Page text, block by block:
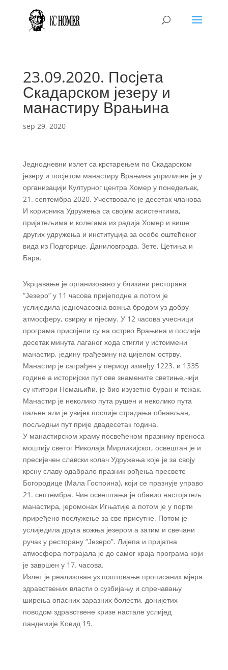
23.09.2020. Посјета
Скадарском језеру и
манастиру Врањина
sep 29, 2020
Једнодневни излет са крстарењем по Скадарском
језеру и посјетом манастиру Врањина уприличен је у
организацији Културног центра Хомер у понедељак,
21. септембра 2020. Учествовало је десетак чланова
И корисника Удружења са својим асистентима,
пријатељима и колегама из радија Хомер и више
других удружења и институција за особе оштећеног
вида из Подгорице, Даниловграда, Зете, Цетиња и
Бара.
Укрцавање је организовано у близини ресторана
“Језеро” у 11 часова пријеподне а потом је
услиједила једночасовна вожња бродом уз добру
атмосферу, свирку и пјесму. У 12 часова учесници
програма приспјели су на острво Врањина и послије
десетак минута лаганог хода стигли у истоимени
манастир, једину грађевину на цијелом острву.
Манастир је саграђен у период између 1223. и 1335
године а историјски пут ове знамените светиње,чији
су ктитори Немањићи, је био изузетно буран и тежак.
Манастир је неколико пута рушен и неколико пута
паљен али је увијек послије страдања обнављан,
посљедњи пут прије двадесетак година.
У манастирском храму посвећеном празнику преноса
моштију светог Николаја Мирликијског, освештан је и
пресијечен славски колач Удружења које је за своју
крсну славу одабрало празник рођења пресвете
Богородице (Мала Госпоина), који се празнује управо
21. септембра. Чин освештања је обавио настојатељ
манастира, јеромонах Игњатије а потом је у порти
приређено послужење за све присутне. Потом је
услиједила друга вожња језером а затим и свечани
ручак у ресторану “Језеро”. Лијепа и пријатна
атмосфера потрајала је до самог краја програма који
је завршен у 17. часова.
Излет је реализован уз поштовање прописаних мјера
здравствених власти о сузбијању и спречавању
ширења опасних заразних болести, донијетих
поводом здравствене кризе настале услијед
пандемије Kовид 19.